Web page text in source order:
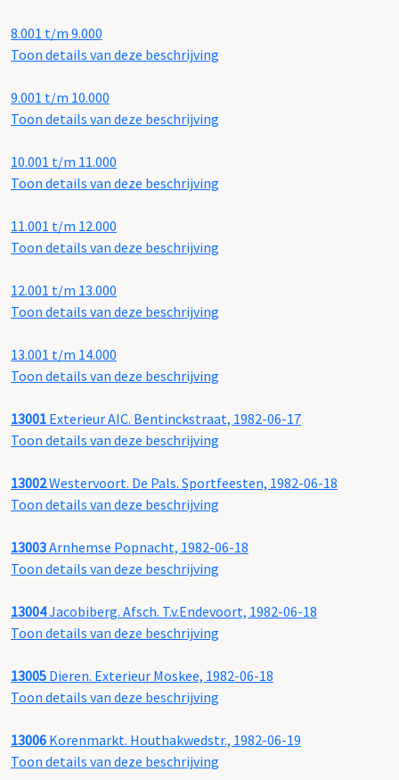
8.001 t/m 9.000
Toon details van deze beschrijving
9.001 t/m 10.000
Toon details van deze beschrijving
10.001 t/m 11.000
Toon details van deze beschrijving
11.001 t/m 12.000
Toon details van deze beschrijving
12.001 t/m 13.000
Toon details van deze beschrijving
13.001 t/m 14.000
Toon details van deze beschrijving
13001 Exterieur AIC. Bentinckstraat, 1982-06-17
Toon details van deze beschrijving
13002Westervoort. De Pals. Sportfeesten, 1982-06-18
Toon details van deze beschrijving
13003Arnhemse Popnacht, 1982-06-18
Toon details van deze beschrijving
13004Jacobiberg. Afsch. T.v.Endevoort, 1982-06-18
Toon details van deze beschrijving
13005 Dieren. Exterieur Moskee, 1982-06-18
Toon details van deze beschrijving
13006 Korenmarkt. Houthakwedstr., 1982-06-19
Toon details van deze beschrijving